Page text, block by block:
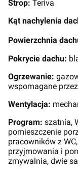
Strop: Teriva
Kąt nachylenia
Powierzchnia
Pokrycie dachu:
Ogrzewanie:
wspomagane
Wentylacja:
Program: szatnia,
pomieszczenie
pracowników z
przyjmowania i
zmywalnia, dwie